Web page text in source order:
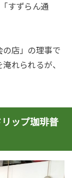
すずらん通
の店」の理事で
れられるが、
ップ珈琲普